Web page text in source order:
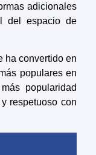
adicionales
del espacio de
ha convertido en
populares en
popularidad
respetuoso con